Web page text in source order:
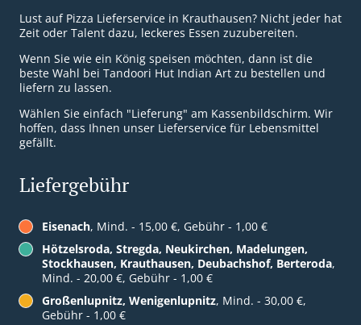
Lust auf Pizza Lieferservice in Krauthausen? Nicht jeder hat
Zeit oder Talent dazu, leckeres Essen zuzubereiten.
Wenn Sie wie ein König speisen möchten, dann ist die
beste Wahl bei Tandoori Hut Indian Art zu bestellen und
liefern zu lassen.
Wählen Sie einfach "Lieferung" am Kassenbildschirm. Wir
hoffen, dass Ihnen unser Lieferservice für Lebensmittel
gefällt.
Liefergebühr
Eisenach, Mind. - 15,00 €, Gebühr - 1,00 €
Hötzelsroda, Stregda, Neukirchen, Madelungen,
Stockhausen, Krauthausen, Deubachshof, Berteroda,
Mind. - 20,00 €, Gebühr - 1,00 €
Großenlupnitz, Wenigenlupnitz, Mind. - 30,00 €,
Gebühr - 1,00 €